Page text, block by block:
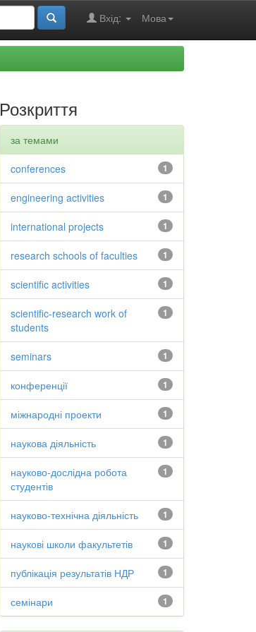
Мова
Вхід:
Розкриття
за темами
1
conferences
1
engineering activities
1
international projects
1
research schools of faculties
1
scientific activities
1
scientific-research work of
students
1
seminars
1
конференції
1
міжнародні проекти
1
наукова діяльність
1
науково-дослідна робота
студентів
1
науково-технічна діяльність
1
наукові школи факультетів
1
публікація результатів НДР
1
семінари